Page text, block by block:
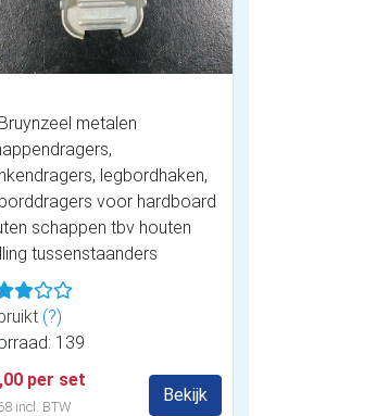
metalen
legbordhaken,
voor hardboard
schappen tbv houten
tussenstaanders
(?)
139
per set
incl. BTW
Bekijk